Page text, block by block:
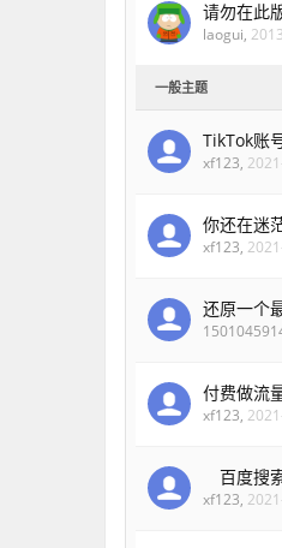
请勿在此
laogui,
一般主题
TikTok账
xf123,
你还在迷
xf123,
还原一个
付费做流
xf123,
百度搜
xf123,